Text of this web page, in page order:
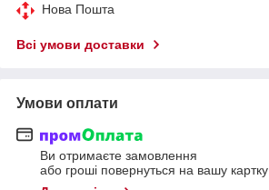
Нова Пошта
Всі умови доставки
Умови оплати
Ви отримаєте замовлення
або гроші повернуться на вашу картку